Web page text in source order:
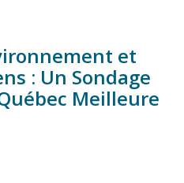
et
: Un Sondage
Meilleure